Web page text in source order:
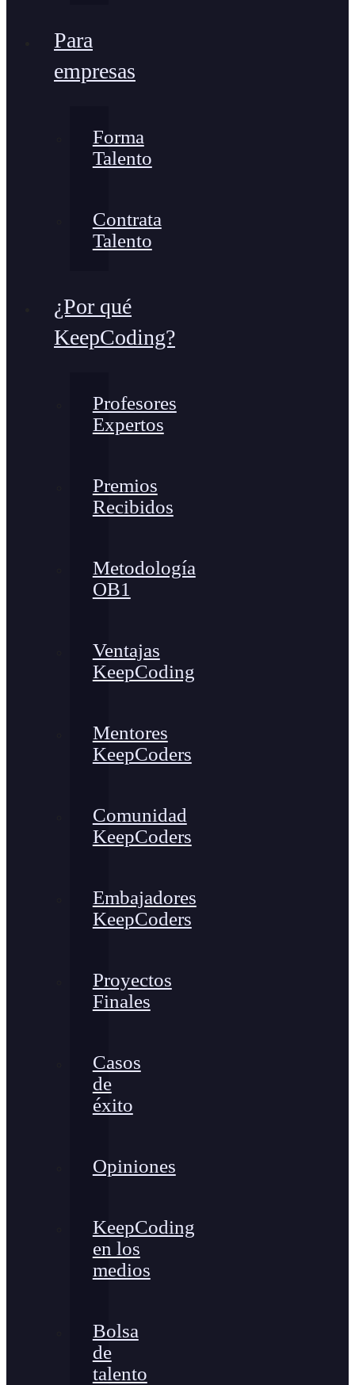
Para
empresas
Forma
Talento
Contrata
Talento
¿Por qué
KeepCoding?
Profesores
Expertos
Premios
Recibidos
Metodología
OB1
Ventajas
KeepCoding
Mentores
KeepCoders
Comunidad
KeepCoders
Embajadores
KeepCoders
Proyectos
Finales
Casos
de
éxito
Opiniones
KeepCoding
en los
medios
Bolsa
de
talento